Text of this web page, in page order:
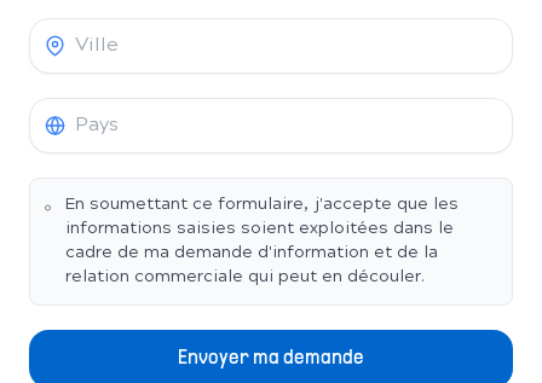
En soumettant ce formulaire, j'accepte que les
informations saisies soient exploitées dans le
cadre de ma demande d'information et de la
relation commerciale qui peut en découler.
Envoyer ma demande